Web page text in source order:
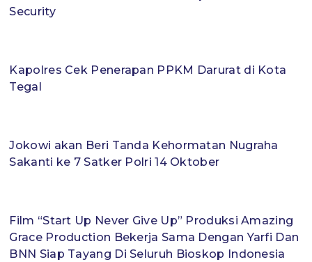
Security
Kapolres Cek Penerapan PPKM Darurat di Kota
Tegal
Jokowi akan Beri Tanda Kehormatan Nugraha
Sakanti ke 7 Satker Polri 14 Oktober
Film “Start Up Never Give Up” Produksi Amazing
Grace Production Bekerja Sama Dengan Yarfi Dan
BNN Siap Tayang Di Seluruh Bioskop Indonesia